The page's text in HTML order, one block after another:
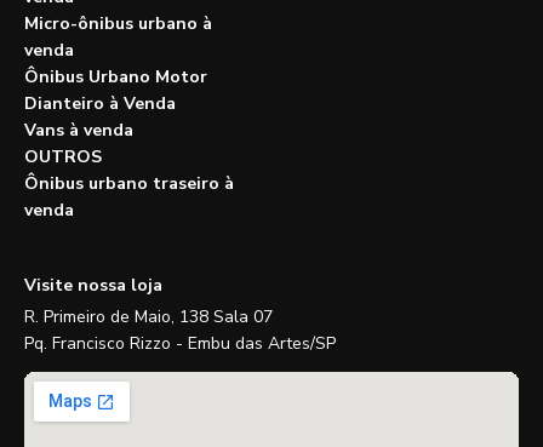
Micro-ônibus urbano à
venda
Ônibus Urbano Motor
Dianteiro à Venda
Vans à venda
OUTROS
Ônibus urbano traseiro à
venda
Visite nossa loja
R. Primeiro de Maio, 138 Sala 07
Pq. Francisco Rizzo - Embu das Artes/SP